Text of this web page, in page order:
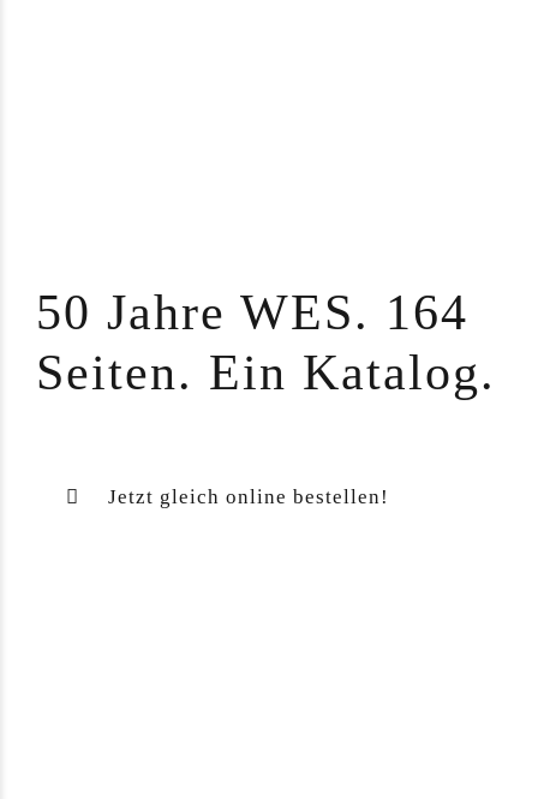
50 Jahre WES. 164
Seiten. Ein Katalog.
Jetzt gleich online bestellen!